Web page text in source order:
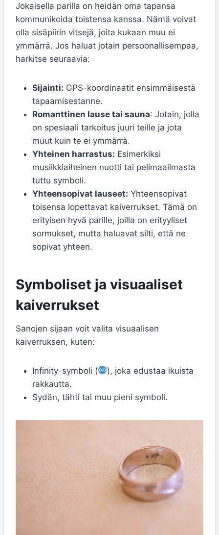
Jokaisella parilla on heidän oma tapansa
kommunikoida toistensa kanssa. Nämä voivat
olla sisäpiirin vitsejä, joita kukaan muu ei
ymmärrä. Jos haluat jotain persoonallisempaa,
harkitse seuraavia:
Sijainti: GPS-koordinaatit ensimmäisestä
tapaamisestanne.
Romanttinen lause tai sauna: Jotain, jolla
on spesiaali tarkoitus juuri teille ja jota
muut kuin te ei ymmärrä.
Yhteinen harrastus: Esimerkiksi
musiikkiaiheinen nuotti tai pelimaailmasta
tuttu symboli.
Yhteensopivat lauseet: Yhteensopivat
toisensa lopettavat kaiverrukset. Tämä on
erityisen hyvä parille, joilla on erityyliset
sormukset, mutta haluavat silti, että ne
sopivat yhteen.
Symboliset ja visuaaliset
kaiverrukset
Sanojen sijaan voit valita visuaalisen
kaiverruksen, kuten:
Infinity-symboli (
), joka edustaa ikuista
rakkautta.
Sydän, tähti tai muu pieni symboli.